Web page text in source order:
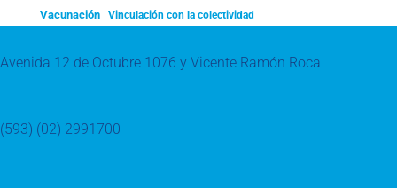
Vacunación
Vinculación con la colectividad
Avenida 12 de Octubre 1076 y Vicente Ramón Roca
(593) (02) 2991700